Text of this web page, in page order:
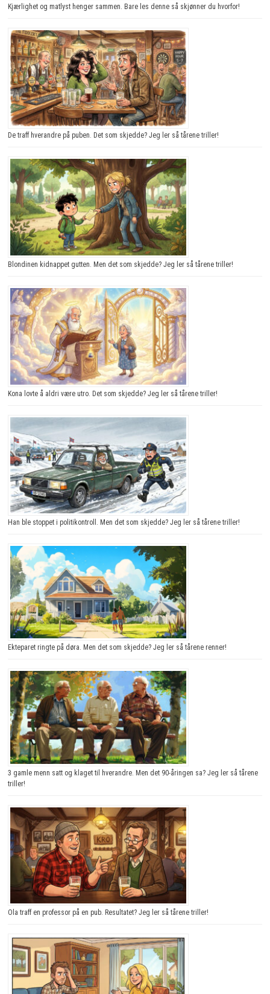
Kjærlighet og matlyst henger sammen. Bare les denne så skjønner du hvorfor!
De traff hverandre på puben. Det som skjedde? Jeg ler så tårene triller!
Blondinen kidnappet gutten. Men det som skjedde? Jeg ler så tårene triller!
Kona lovte å aldri være utro. Det som skjedde? Jeg ler så tårene triller!
Han ble stoppet i politikontroll. Men det som skjedde? Jeg ler så tårene triller!
Ekteparet ringte på døra. Men det som skjedde? Jeg ler så tårene renner!
3 gamle menn satt og klaget til hverandre. Men det 90-åringen sa? Jeg ler så tårene
triller!
Ola traff en professor på en pub. Resultatet? Jeg ler så tårene triller!